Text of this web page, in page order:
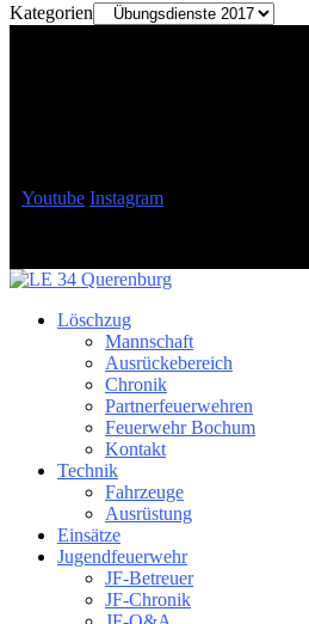
Kategorien
Youtube Instagram
Löschzug
Mannschaft
Ausrückebereich
Chronik
Partnerfeuerwehren
Feuerwehr Bochum
Kontakt
Technik
Fahrzeuge
Ausrüstung
Einsätze
Jugendfeuerwehr
JF-Betreuer
JF-Chronik